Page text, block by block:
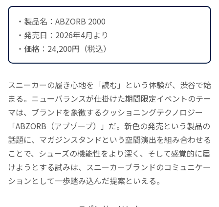
・製品名：ABZORB 2000
・発売日：2026年4月より
・価格：24,200円（税込）
スニーカーの履き心地を「読む」という体験が、渋谷で始
まる。ニューバランスが仕掛けた期間限定イベントのテー
マは、ブランドを象徴するクッショニングテクノロジー
「ABZORB（アブゾーブ）」だ。新色の発売という製品の
話題に、マガジンスタンドという空間演出を組み合わせる
ことで、シューズの機能性をより深く、そして感覚的に届
けようとする試みは、スニーカーブランドのコミュニケー
ションとして一歩踏み込んだ提案といえる。